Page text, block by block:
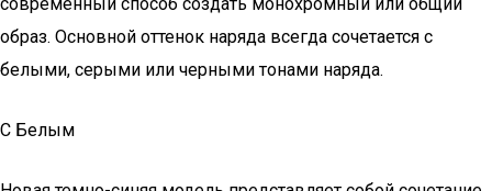
образ. Основной оттенок наряда всегда сочетается с
белыми, серыми или черными тонами наряда.
С Белым